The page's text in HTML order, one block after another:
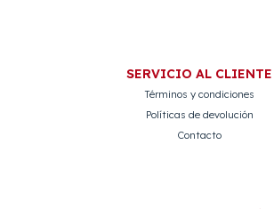
SERVICIO AL CLIENTE
Términos y condiciones
Políticas de devolución
Contacto